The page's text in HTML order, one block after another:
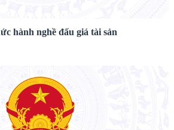
hành nghề đấu giá tài sản